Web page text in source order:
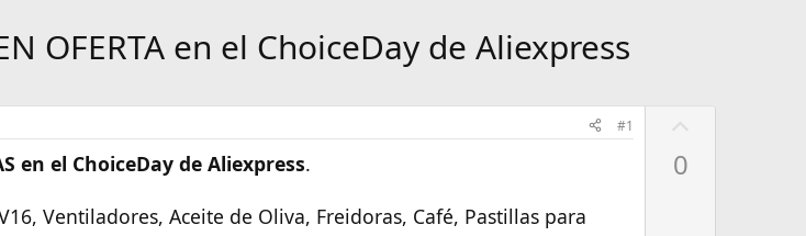
OFERTA en el ChoiceDay de Aliexpress
#1
en el ChoiceDay de Aliexpress.
Ventiladores, Aceite de Oliva, Freidoras, Café, Pastillas para
0